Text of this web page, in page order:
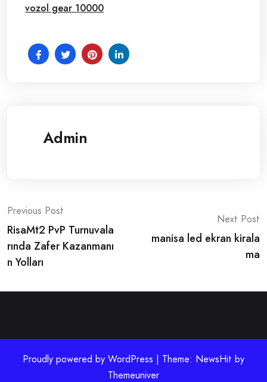
vozol gear 10000
Admin
Post
navigation
Previous Post
RisaMt2 PvP Turnuvala
rında Zafer Kazanmanı
n Yolları
Next Post
manisa led ekran kirala
ma
Proudly powered by WordPress | Theme: NewsHit by
Themeuniver